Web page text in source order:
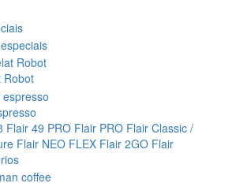
Robot
Flair 49 PRO Flair PRO Flair Classic /
Flair NEO FLEX Flair 2GO Flair